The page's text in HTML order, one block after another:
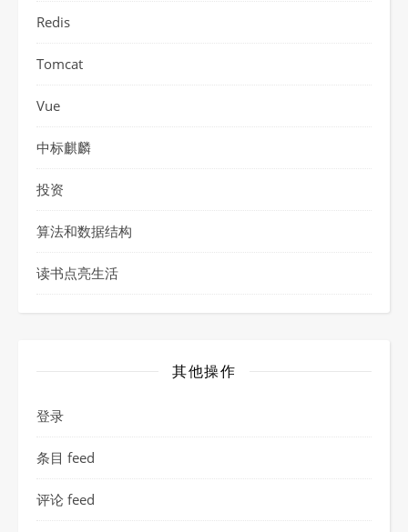
Redis
Tomcat
Vue
中标麒麟
投资
算法和数据结构
读书点亮生活
其他操作
登录
条目 feed
评论 feed